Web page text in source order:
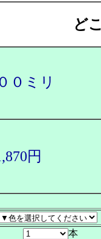
ど
０ミリ
円
本